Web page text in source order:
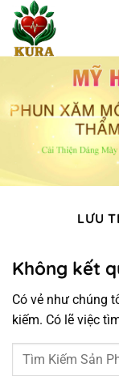
Chuyển
đến
nội
LƯU
Không kết
Có vẻ như chúng
kiếm. Có lẽ việc